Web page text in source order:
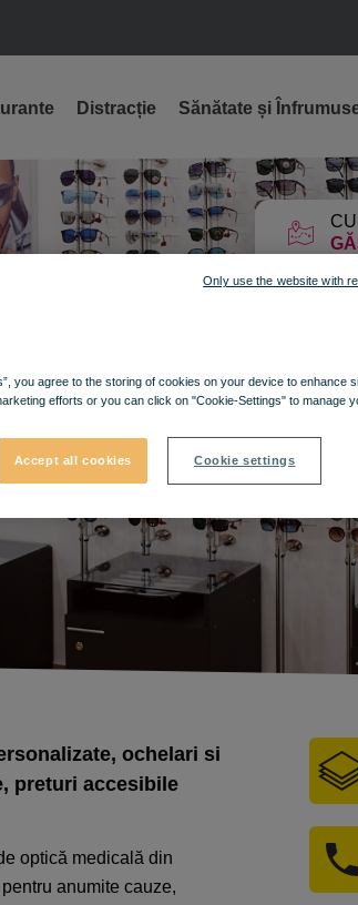
Distracție Sănătate și
ochelari si
preturi accesibile
optică medicală din
anumite cauze,
you agree to the storing of cookies on your device to enhance
efforts or you can click on "Cookie-Settings" to manage
Accept all cookies Cookie settings
Only use the website with